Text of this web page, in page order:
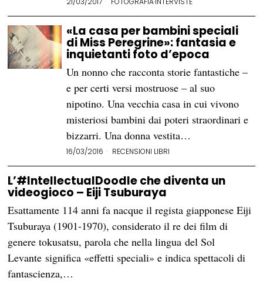
«La casa per bambini speciali
di Miss Peregrine»: fantasia e
inquietanti foto d’epoca
Un nonno che racconta storie fantastiche –
e per certi versi mostruose – al suo
nipotino. Una vecchia casa in cui vivono
misteriosi bambini dai poteri straordinari e
bizzarri. Una donna vestita…
16/03/2016 RECENSIONI LIBRI
L’#IntellectualDoodle che diventa un
videogioco – Eiji Tsuburaya
Esattamente 114 anni fa nacque il regista giapponese Eiji
Tsuburaya (1901-1970), considerato il re dei film di
genere tokusatsu, parola che nella lingua del Sol
Levante significa «effetti speciali» e indica spettacoli di
fantascienza,…